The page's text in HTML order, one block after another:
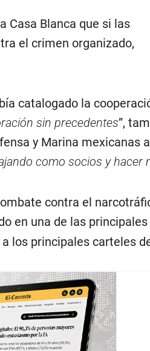
Casa Blanca que si las
el crimen organizado,
catalogado la
sin precedentes”,
y Marina mexicanas a
como socios y hacer
contra el
en una de las principales
los principales carteles